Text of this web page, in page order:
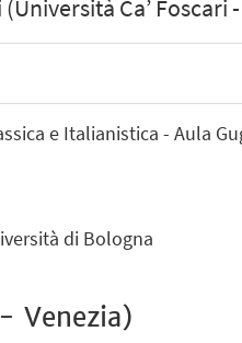
Ca’ Foscari
e Italianistica - Aula
di Bologna
Venezia)